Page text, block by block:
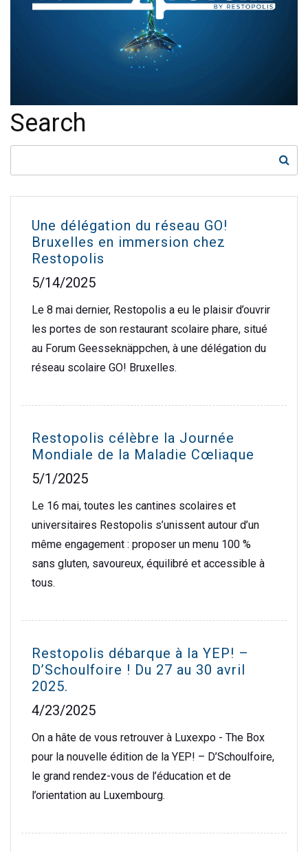
Search
Une délégation du réseau GO!
Bruxelles en immersion chez
Restopolis
5/14/2025
Le 8 mai dernier, Restopolis a eu le plaisir d’ouvrir
les portes de son restaurant scolaire phare, situé
au Forum Geesseknäppchen, à une délégation du
réseau scolaire GO! Bruxelles.
Restopolis célèbre la Journée
Mondiale de la Maladie Cœliaque
5/1/2025
Le 16 mai, toutes les cantines scolaires et
universitaires Restopolis s’unissent autour d’un
même engagement : proposer un menu 100 %
sans gluten, savoureux, équilibré et accessible à
tous.
Restopolis débarque à la YEP! –
D’Schoulfoire ! Du 27 au 30 avril
2025.
4/23/2025
On a hâte de vous retrouver à Luxexpo - The Box
pour la nouvelle édition de la YEP! – D’Schoulfoire,
le grand rendez-vous de l’éducation et de
l’orientation au Luxembourg.